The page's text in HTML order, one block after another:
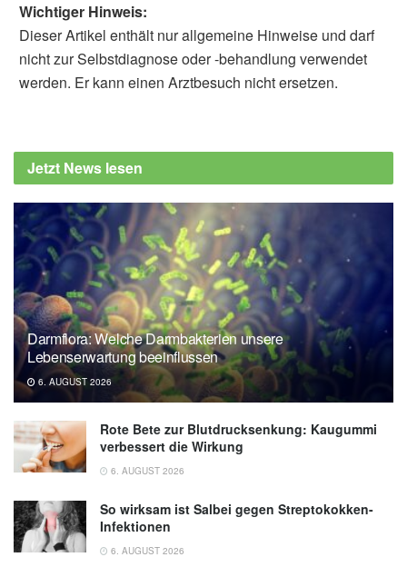
Wichtiger Hinweis:
Dieser Artikel enthält nur allgemeine Hinweise und darf
nicht zur Selbstdiagnose oder -behandlung verwendet
werden. Er kann einen Arztbesuch nicht ersetzen.
Jetzt News lesen
Darmflora: Welche Darmbakterien unsere
Lebenserwartung beeinflussen
6. AUGUST 2026
Rote Bete zur Blutdrucksenkung: Kaugummi
verbessert die Wirkung
6. AUGUST 2026
So wirksam ist Salbei gegen Streptokokken-
Infektionen
6. AUGUST 2026